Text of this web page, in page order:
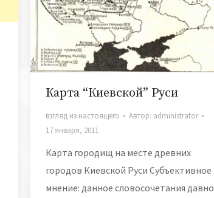
Карта “Киевской” Руси
взгляд из настоящего Автор: administrator
17 января, 2011
Карта городищ на месте древних
городов Киевской Руси Субъективное
мнение: данное словосочетания давно